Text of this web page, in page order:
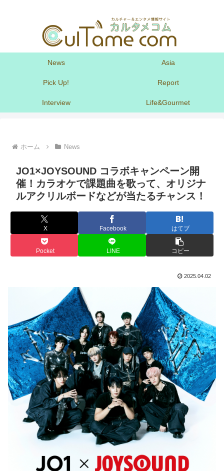
News Asia
Pick Up! Report
Interview Life&Gourmet
ホーム News
JO1×JOYSOUND コラボキャンペーン開
催！カラオケで課題曲を歌って、オリジナ
ルアクリルボードなどが当たるチャンス！
X Facebook はてブ
Pocket LINE コピー
2025.04.02